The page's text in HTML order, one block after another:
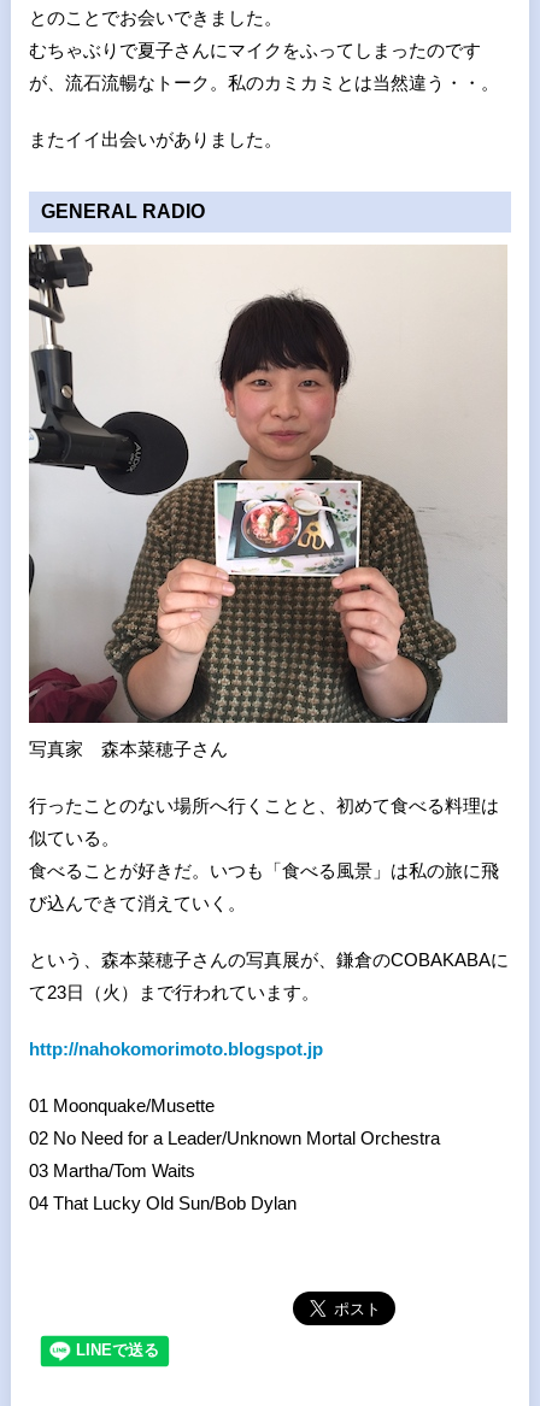
とのことでお会いできました。
むちゃぶりで夏子さんにマイクをふってしまったのです
が、流石流暢なトーク。私のカミカミとは当然違う・・。
またイイ出会いがありました。
GENERAL RADIO
写真家 森本菜穂子さん
行ったことのない場所へ行くことと、初めて食べる料理は
似ている。
食べることが好きだ。いつも「食べる風景」は私の旅に飛
び込んできて消えていく。
という、森本菜穂子さんの写真展が、鎌倉のCOBAKABAに
て23日（火）まで行われています。
http://nahokomorimoto.blogspot.jp
01 Moonquake/Musette
02 No Need for a Leader/Unknown Mortal Orchestra
03 Martha/Tom Waits
04 That Lucky Old Sun/Bob Dylan